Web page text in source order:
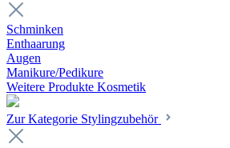
Schminken
Enthaarung
Augen
Manikure/Pedikure
Weitere Produkte Kosmetik
Zur Kategorie Stylingzubehör